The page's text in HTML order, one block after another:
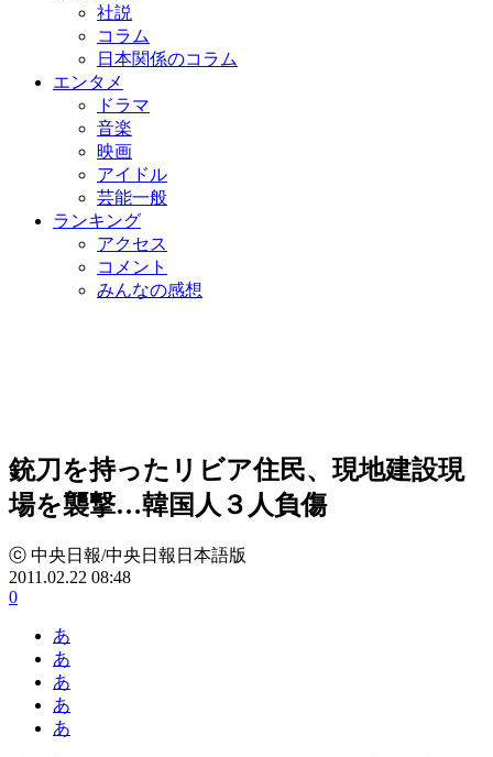
社説
コラム
日本関係のコラム
エンタメ
ドラマ
音楽
映画
アイドル
芸能一般
ランキング
アクセス
コメント
みんなの感想
銃刀を持ったリビア住民、現地建設現
場を襲撃…韓国人３人負傷
ⓒ 中央日報/中央日報日本語版
2011.02.22 08:48
0
あ
あ
あ
あ
あ